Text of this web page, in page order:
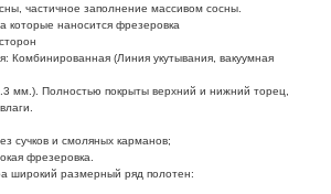
частичное заполнение массивом сосны.
наносится фрезеровка
Комбинированная (Линия укутывания, вакуумная
мм.). Полностью покрыты верхний и нижний торец,
сучков и смоляных карманов;
фрезеровка.
широкий размерный ряд полотен: